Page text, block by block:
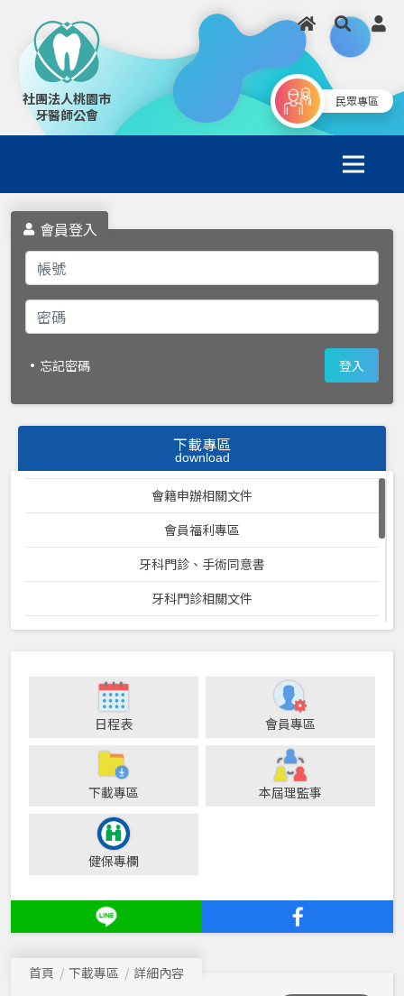
社團法人桃園市
牙醫師公會
民眾專區
會員登入
登入
忘記密碼
下載專區
download
會籍申辦相關文件
會員福利專區
牙科門診、手術同意書
牙科門診相關文件
PGY 受訓機構
牙助課程及認證相關資料
113年度健保牙醫門診總額特定疾病病人牙科就醫安全計畫
桃園市牙醫醫療機構收費標準表
日程表 會員專區
下載專區 本屆理監事
健保專欄
首頁 下載專區 詳細內容